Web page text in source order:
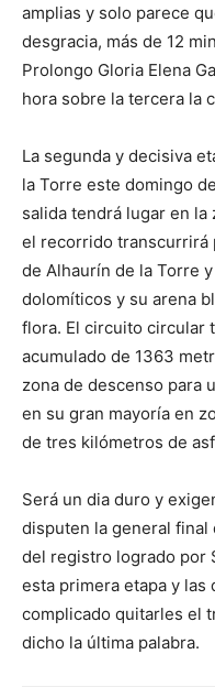
amplias y solo parece
desgracia, más de 12
Prolongo Gloria Elena
hora sobre la tercera la
La segunda y decisiva
la Torre este domingo
salida tendrá lugar en
el recorrido transcurrirá
de Alhaurín de la Torre
dolomíticos y su arena
flora. El circuito circular
acumulado de 1363
zona de descenso para
en su gran mayoría en
de tres kilómetros de
Será un dia duro y
disputen la general final
del registro logrado por
esta primera etapa y las
complicado quitarles el
dicho la última palabra.